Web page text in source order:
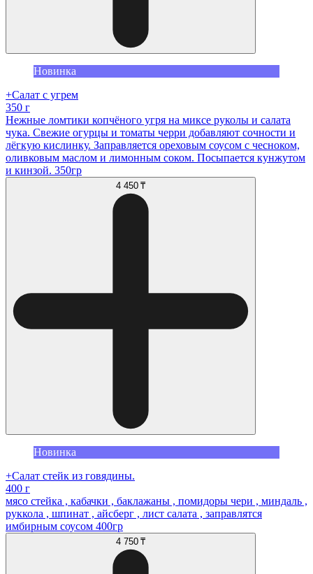
Новинка
+Салат с угрем
350 г
Нежные ломтики копчёного угря на миксе руколы и салата
чука. Свежие огурцы и томаты черри добавляют сочности и
лёгкую кислинку. Заправляется ореховым соусом с чесноком,
оливковым маслом и лимонным соком. Посыпается кунжутом
и кинзой. 350гр
4 450 ₸
Новинка
+Салат стейк из говядины.
400 г
мясо стейка , кабачки , баклажаны , помидоры чери , миндаль ,
руккола , шпинат , айсберг , лист салата , заправлятся
имбирным соусом 400гр
4 750 ₸